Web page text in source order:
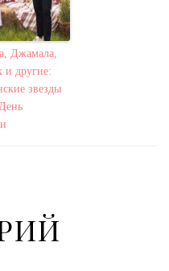
Джамала,
и другие:
звезды